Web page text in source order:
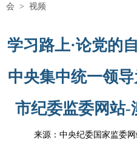
会 > 视频
学习路上·论党的
中央集中统一领
市纪委监委网站-
来源：中央纪委国家监委网